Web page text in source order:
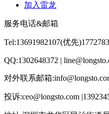
加入雷龙
服务电话&邮箱
Tel:13691982107(优先
QQ:1302648372 |
对外联系邮箱
投诉:ceo@longsto.com